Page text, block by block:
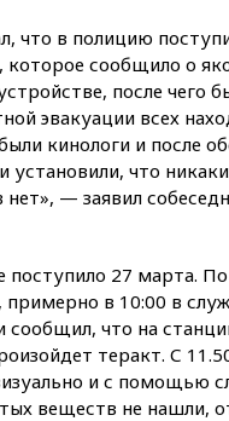
что в полицию
которое сообщило о
после чего
эвакуации всех
кинологи и после
установили, что
— заявил
поступило 27 марта.
в 10:00 в
сообщил, что на
теракт. С
и с помощью
веществ не нашли,